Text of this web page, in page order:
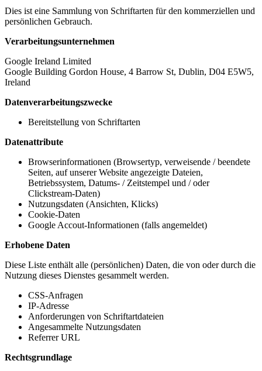
Dies ist eine Sammlung von Schriftarten für den kommerziellen und
persönlichen Gebrauch.
Verarbeitungsunternehmen
Google Ireland Limited
Google Building Gordon House, 4 Barrow St, Dublin, D04 E5W5,
Ireland
Datenverarbeitungszwecke
Bereitstellung von Schriftarten
Datenattribute
Browserinformationen (Browsertyp, verweisende / beendete
Seiten, auf unserer Website angezeigte Dateien,
Betriebssystem, Datums- / Zeitstempel und / oder
Clickstream-Daten)
Nutzungsdaten (Ansichten, Klicks)
Cookie-Daten
Google Accout-Informationen (falls angemeldet)
Erhobene Daten
Diese Liste enthält alle (persönlichen) Daten, die von oder durch die
Nutzung dieses Dienstes gesammelt werden.
CSS-Anfragen
IP-Adresse
Anforderungen von Schriftartdateien
Angesammelte Nutzungsdaten
Referrer URL
Rechtsgrundlage